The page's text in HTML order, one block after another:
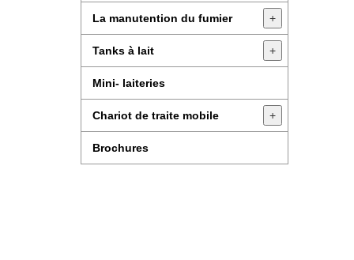
La manutention du fumier +
Tanks à lait +
Mini- laiteries
Chariot de traite mobile +
Brochures